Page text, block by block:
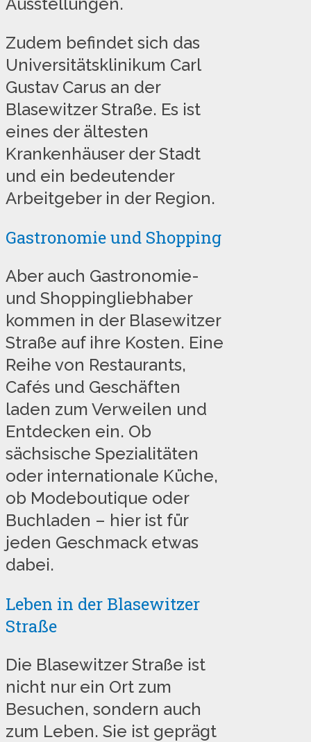
Zudem befindet sich das
Universitätsklinikum Carl
Gustav Carus an der
Blasewitzer Straße. Es ist
eines der ältesten
Krankenhäuser der Stadt
und ein bedeutender
Arbeitgeber in der Region.
Gastronomie und Shopping
Aber auch Gastronomie-
und Shoppingliebhaber
kommen in der Blasewitzer
Straße auf ihre Kosten. Eine
Reihe von Restaurants,
Cafés und Geschäften
laden zum Verweilen und
Entdecken ein. Ob
sächsische Spezialitäten
oder internationale Küche,
ob Modeboutique oder
Buchladen – hier ist für
jeden Geschmack etwas
dabei.
Leben in der Blasewitzer
Straße
Die Blasewitzer Straße ist
nicht nur ein Ort zum
Besuchen, sondern auch
zum Leben. Sie ist geprägt